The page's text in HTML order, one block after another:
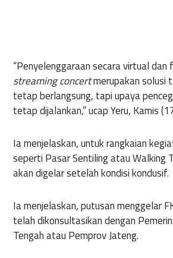
“Penyelenggaraan secara virtual dan
streaming concertmerupakan solusi
tetap berlangsung, tapi upaya
tetap dijalankan,” ucap Yeru, Kamis
Ia menjelaskan, untuk rangkaian
seperti Pasar Sentiling atau Walking
akan digelar setelah kondisi kondusif.
Ia menjelaskan, putusan menggelar
telah dikonsultasikan dengan
Tengah atau Pemprov Jateng.